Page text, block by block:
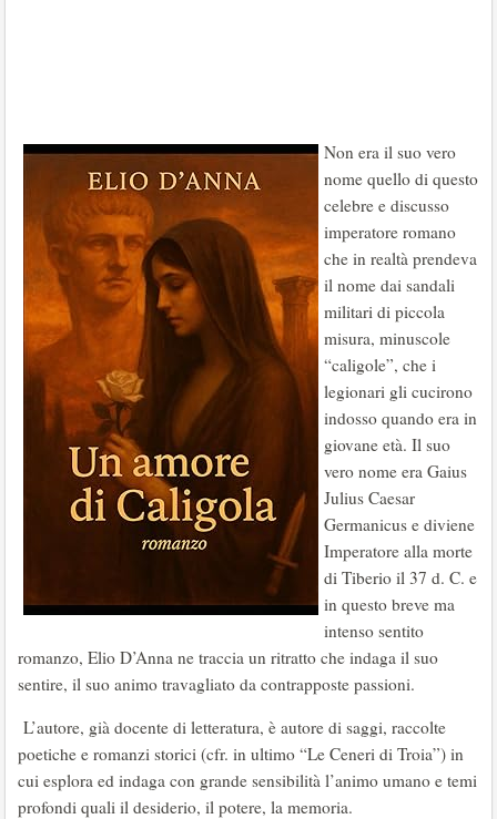
Non era il suo vero
nome quello di questo
celebre e discusso
imperatore romano
che in realtà prendeva
il nome dai sandali
militari di piccola
misura, minuscole
“caligole”, che i
legionari gli cucirono
indosso quando era in
giovane età. Il suo
vero nome era Gaius
Julius Caesar
Germanicus e diviene
Imperatore alla morte
di Tiberio il 37 d. C. e
in questo breve ma
intenso sentito
romanzo, Elio D’Anna ne traccia un ritratto che indaga il suo
sentire, il suo animo travagliato da contrapposte passioni.
L’autore, già docente di letteratura, è autore di saggi, raccolte
poetiche e romanzi storici (cfr. in ultimo “Le Ceneri di Troia”) in
cui esplora ed indaga con grande sensibilità l’animo umano e temi
profondi quali il desiderio, il potere, la memoria.